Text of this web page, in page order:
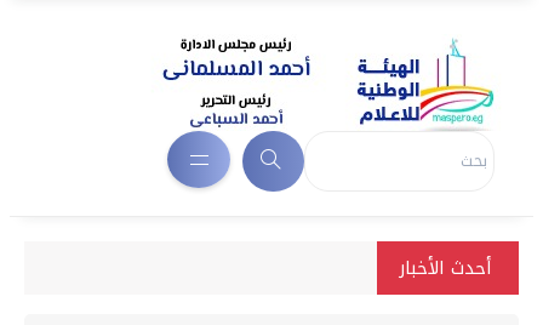
أحدث الأخبار